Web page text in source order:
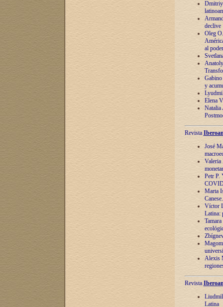
Dmitriy
declive
Oleg
al poder
y
Elena
Natalia
Revista
José
Valeria
Petr P.
Marta
Víctor
Latina:
Alexis
Revista
Latina